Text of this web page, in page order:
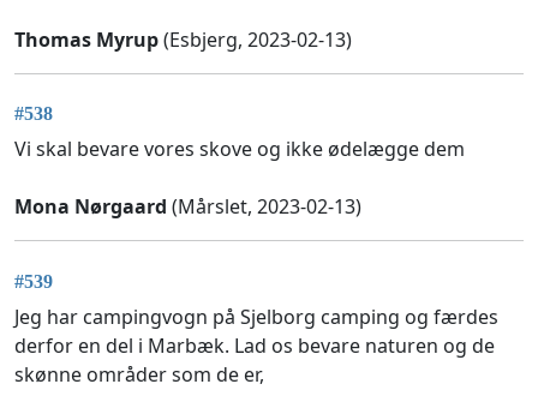
Thomas Myrup(Esbjerg, 2023-02-13)
#538
Vi skal bevare vores skove og ikke ødelægge dem
Mona Nørgaard (Mårslet, 2023-02-13)
#539
Jeg har campingvogn på Sjelborg camping og færdes
derfor en del i Marbæk. Lad os bevare naturen og de
skønne områder som de er,